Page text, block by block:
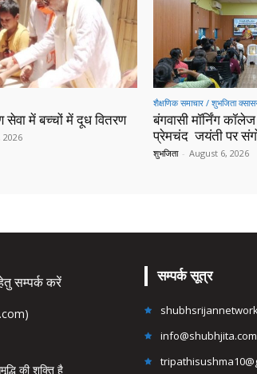
सेवा में बच्चों में दूध वितरण
2026
शैक्षणिक समाचार / शुभजिता
बंगवासी मॉर्निंग
प्रेमचंद जयंती पर
शुभजिता - August 6, 2026
सम्पर्क करें
की शक्ति है
सम्पर्क सूत्र
info@shubhjita.com